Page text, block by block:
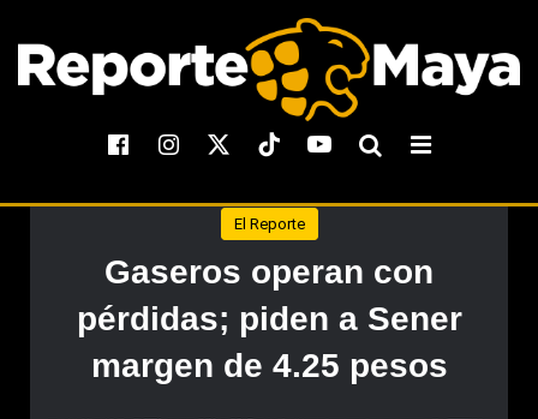
El Reporte
Gaseros operan con
pérdidas; piden a Sener
margen de 4.25 pesos